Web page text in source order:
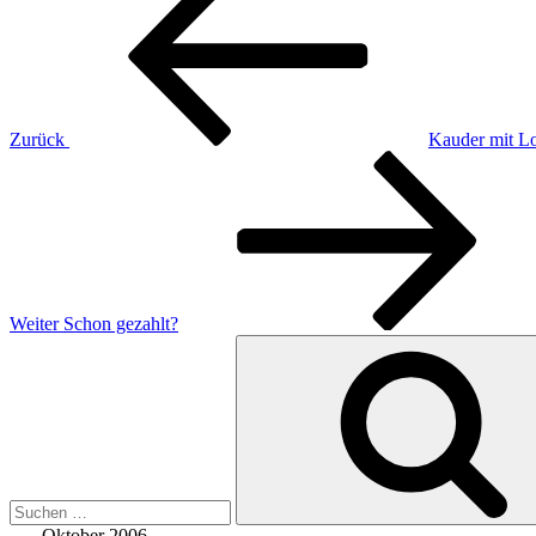
Zurück
Kauder mit
Weiter Schon gezahlt?